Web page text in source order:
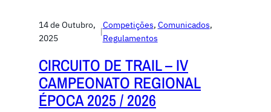
14 de Outubro,
2025
|
Competiçōes, Comunicados
Regulamentos
CIRCUITO DE TRAIL – IV
CAMPEONATO REGIONAL
ÉPOCA 2025 / 2026